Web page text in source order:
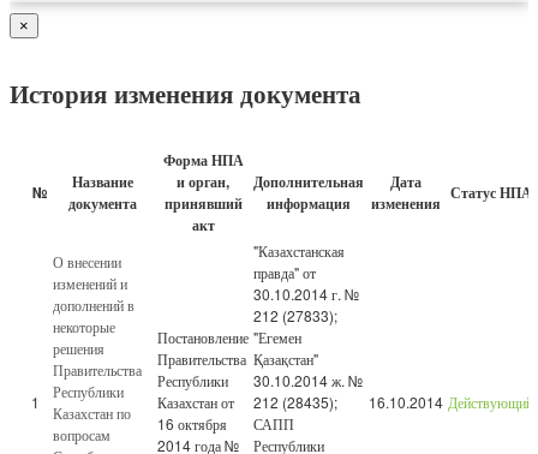
×
История изменения документа
№
Название
документа
Форма НПА
и орган,
принявший
акт
Дополнительная
информация
Дата
изменения Статус НПА
1
О внесении
изменений и
дополнений в
некоторые
решения
Правительства
Республики
Казахстан по
вопросам
Постановление
Правительства
Республики
Казахстан от
16 октября
2014 года №
"Казахстанская
правда" от
30.10.2014 г. №
212 (27833);
"Егемен
Қазақстан"
30.10.2014 ж. №
212 (28435);
САПП
Республики
16.10.2014 Действующий